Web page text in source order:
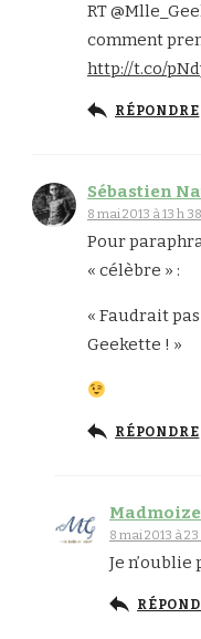
RT
comment
http://t.co/
RÉPONDRE
Sébastien
8 mai 2013 à 13 h
Pour
« célèbre » :
« Faudrait
Geekette ! »
RÉPONDRE
8 mai 2013 à
Je n’oublie